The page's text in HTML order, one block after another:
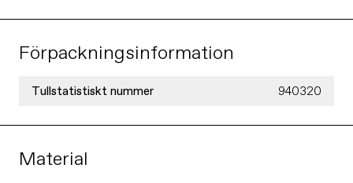
Förpackningsinformation
Tullstatistiskt nummer 940320
Material